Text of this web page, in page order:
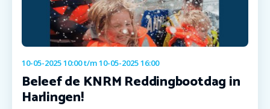
10-05-2025 10:00t/m10-05-2025 16:00
Beleef de KNRM Reddingbootdag in
Harlingen!